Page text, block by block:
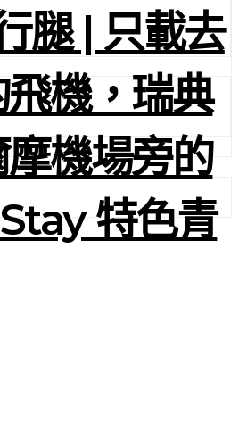
腿 | 只載去
機，瑞典
機場旁的
特色青